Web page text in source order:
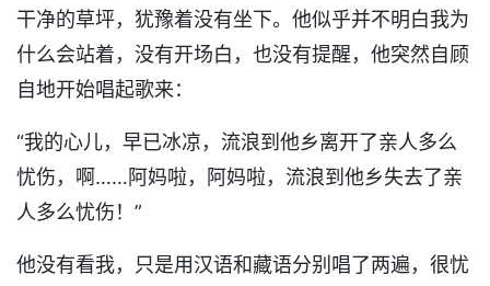
干净的草坪，犹豫着没有坐下。他似乎并不明白我为
什么会站着，没有开场白，也没有提醒，他突然自顾
自地开始唱起歌来：
“我的心儿，早已冰凉，流浪到他乡离开了亲人多么
忧伤，啊……阿妈啦，阿妈啦，流浪到他乡失去了亲
人多么忧伤！”
他没有看我，只是用汉语和藏语分别唱了两遍，很忧